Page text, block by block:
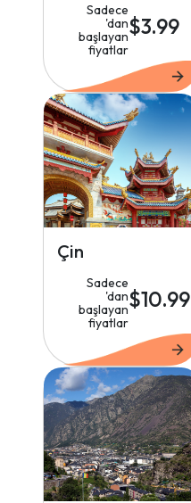
Sadece
'dan
başlayan
fiyatlar
$3.99
Çin
Sadece
'dan
başlayan
fiyatlar
$10.99